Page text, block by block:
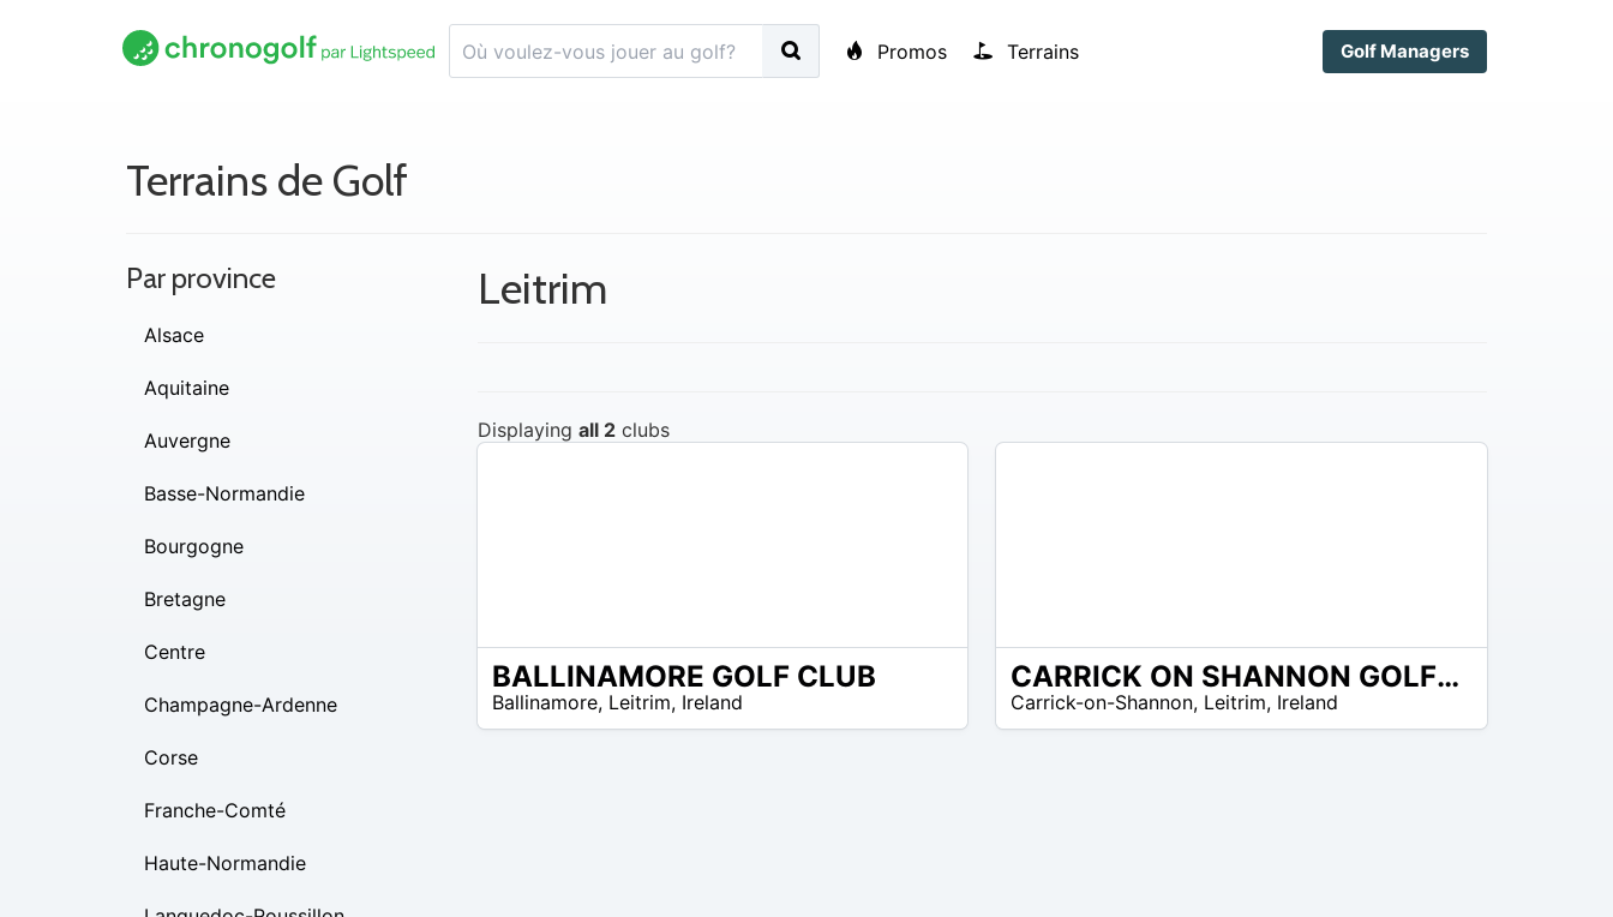
Promos Terrains Golf Managers
Terrains de Golf
Leitrim
Displaying all 2clubs
BALLINAMORE GOLF CLUB
Ballinamore, Leitrim, Ireland
EUR
CARRICK ON SHANNON GOLF CLUB
Carrick-on-Shannon, Leitrim, Ireland
Par province
Alsace
Aquitaine
Auvergne
Basse-Normandie
Bourgogne
Bretagne
Centre
Champagne-Ardenne
Corse
Franche-Comté
Haute-Normandie